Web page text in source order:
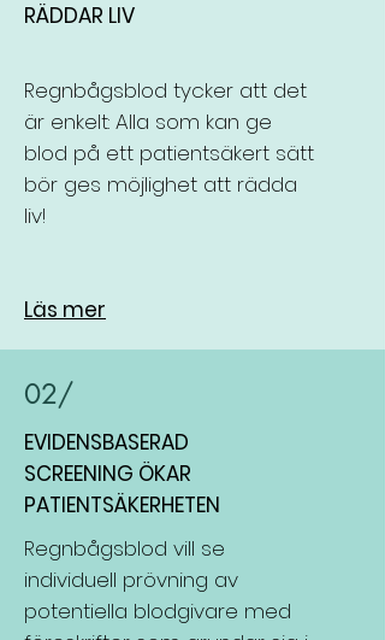
RÄDDAR LIV
Regnbågsblod tycker att det
är enkelt: Alla som kan ge
blod på ett patientsäkert sätt
bör ges möjlighet att rädda
liv!
Läs mer
02/
EVIDENSBASERAD
SCREENING ÖKAR
PATIENTSÄKERHETEN
Regnbågsblod vill se
individuell prövning av
potentiella blodgivare med